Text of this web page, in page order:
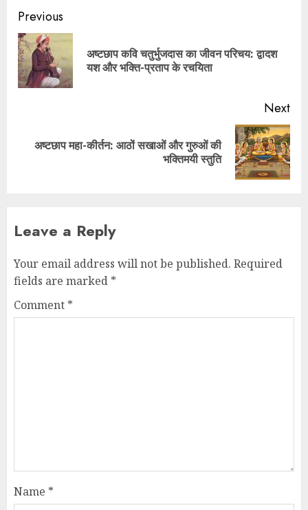
Previous
अष्टछाप कवि चतुर्भुजदास का जीवन परिचय: द्वादश
यश और भक्ति-प्रताप के रचयिता
Next
अष्टछाप महा-कीर्तन: आठों सखाओं और गुरुओं की
भक्तिमयी स्तुति
Leave a Reply
Your email address will not be published. Required
fields are marked *
Comment *
Name *